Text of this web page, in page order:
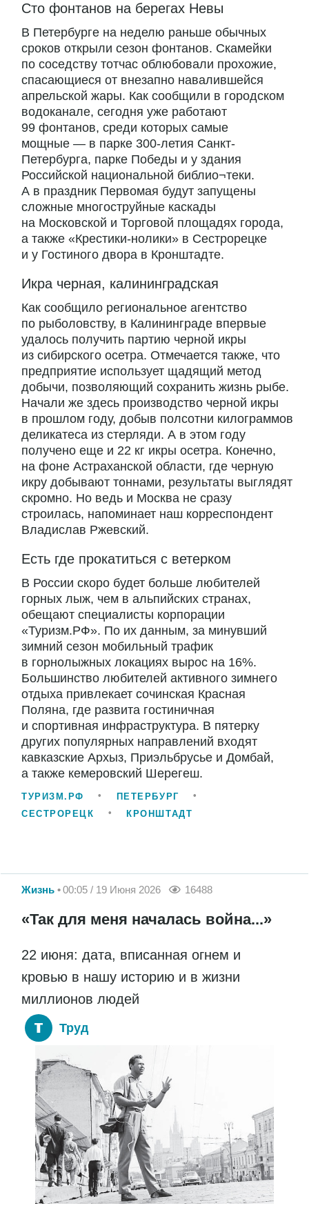
Сто фонтанов на берегах Невы
В Петербурге на неделю раньше обычных
сроков открыли сезон фонтанов. Скамейки
по соседству тотчас облюбовали прохожие,
спасающиеся от внезапно навалившейся
апрельской жары. Как сообщили в городском
водоканале, сегодня уже работают
99 фонтанов, среди которых самые
мощные — в парке 300-летия Санкт-
Петербурга, парке Победы и у здания
Российской национальной библио¬теки.
А в праздник Первомая будут запущены
сложные многоструйные каскады
на Московской и Торговой площадях города,
а также «Крестики-нолики» в Сестрорецке
и у Гостиного двора в Кронштадте.
Икра черная, калининградская
Как сообщило региональное агентство
по рыболовству, в Калининграде впервые
удалось получить партию черной икры
из сибирского осетра. Отмечается также, что
предприятие использует щадящий метод
добычи, позволяющий сохранить жизнь рыбе.
Начали же здесь производство черной икры
в прошлом году, добыв полсотни килограммов
деликатеса из стерляди. А в этом году
получено еще и 22 кг икры осетра. Конечно,
на фоне Астраханской области, где черную
икру добывают тоннами, результаты выглядят
скромно. Но ведь и Москва не сразу
строилась, напоминает наш корреспондент
Владислав Ржевский.
Есть где прокатиться с ветерком
В России скоро будет больше любителей
горных лыж, чем в альпийских странах,
обещают специалисты корпорации
«Туризм.РФ». По их данным, за минувший
зимний сезон мобильный трафик
в горнолыжных локациях вырос на 16%.
Большинство любителей активного зимнего
отдыха привлекает сочинская Красная
Поляна, где развита гостиничная
и спортивная инфраструктура. В пятерку
других популярных направлений входят
кавказские Архыз, Приэльбрусье и Домбай,
а также кемеровский Шерегеш.
ТУРИЗМ.РФ
ПЕТЕРБУРГ
СЕСТРОРЕЦК
КРОНШТАДТ
Жизнь 00:05 / 19 Июня 2026 16488
«Так для меня началась война...»
22 июня: дата, вписанная огнем и
кровью в нашу историю и в жизни
миллионов людей
Труд